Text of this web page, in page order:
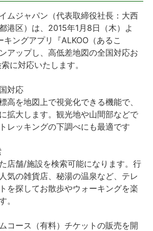
ービス
ムジャパン（代表取締役社長：大西
港区）は、2015年1月8日（木）よ
キングアプリ『ALKOO（あるこ
アップし、高低差地図の全国対応お
に対応いたします。
対応
高を地図上で視覚化できる機能で、
拡大します。観光地や山間部などで
レッキングの下調べにも最適です
店舗/施設を検索可能になります。行
気の雑貨店、秘湯の温泉など、テレ
を探してお散歩やウォーキングを楽
。
コース（有料）チケットの販売を開